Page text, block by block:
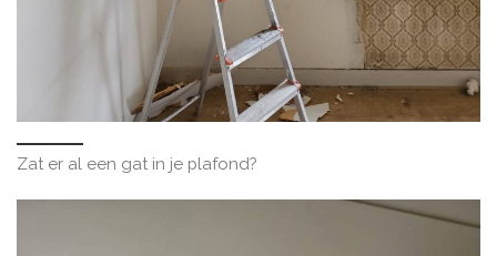
Zat er al een gat in je plafond?